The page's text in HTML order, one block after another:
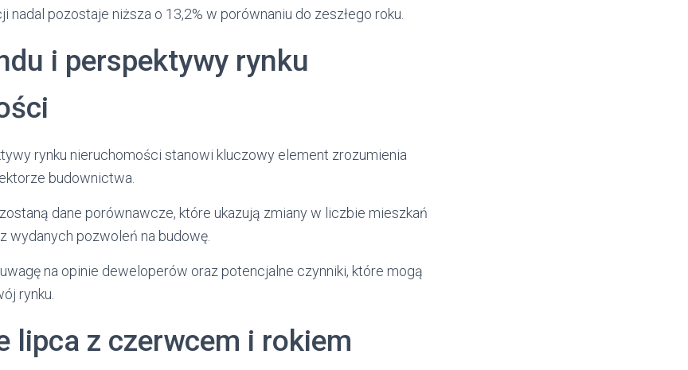
nadal pozostaje niższa o 13,2% w porównaniu do zeszłego roku.
i perspektywy rynku
rynku nieruchomości stanowi kluczowy element zrozumienia
budownictwa.
dane porównawcze, które ukazują zmiany w liczbie mieszkań
wydanych pozwoleń na budowę.
na opinie deweloperów oraz potencjalne czynniki, które mogą
rynku.
lipca z czerwcem i rokiem